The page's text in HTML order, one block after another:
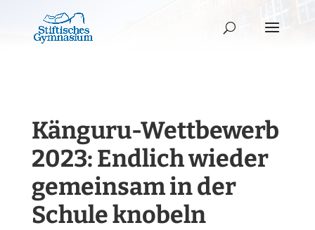
Känguru-Wettbewerb
2023: Endlich wieder
gemeinsam in der
Schule knobeln